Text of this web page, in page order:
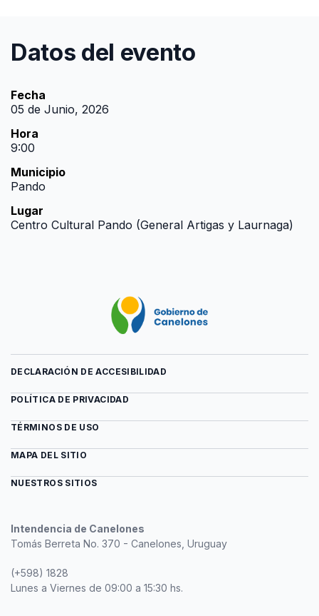
Datos del evento
Fecha
05 de Junio, 2026
Hora
9:00
Municipio
Pando
Lugar
Centro Cultural Pando (General Artigas y Laurnaga)
Intendencia de Canelones
Tomás Berreta No. 370 - Canelones, Uruguay
(+598) 1828
Lunes a Viernes de 09:00 a 15:30 hs.
DECLARACIÓN DE ACCESIBILIDAD
POLÍTICA DE PRIVACIDAD
TÉRMINOS DE USO
MAPA DEL SITIO
NUESTROS SITIOS